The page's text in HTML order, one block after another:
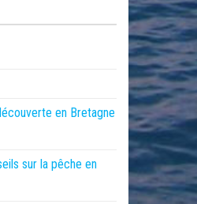
en Bretagne
sur la pêche en